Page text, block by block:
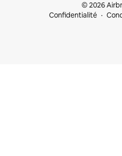
© 2026
Confidentialité